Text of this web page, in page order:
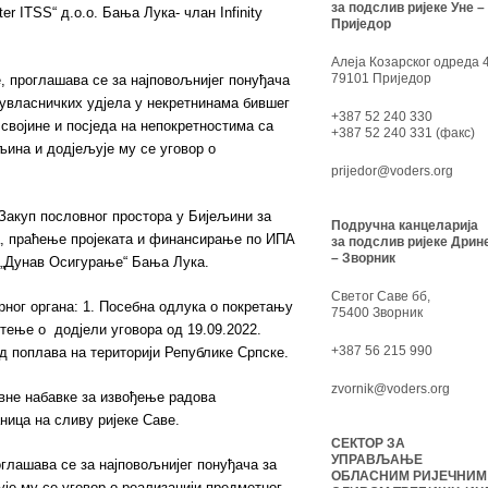
ITSS“ д.о.о. Бања Лука- члан Infinity
се за најповољнијег понуђача
удјела у некретнинама бившег
и посједа на непокретностима са
и додјељује му се уговор о
пословног простора у Бијељини за
праћење пројеката и финансирање по ИПА
Осигурање“ Бања Лука.
органа: 1. Посебна одлука о покретању
о додјели уговора од 19.09.2022.
на територији Републике Српске.
набавке за извођење радова
на сливу ријеке Саве.
се за најповољнијег понуђача за
за подслив ријеке Уне –
Приједор
Алеја Козарског одреда
79101 Приједор
+387 52 240 330
+387 52 240 331 (факс)
prijedor@voders.org
Подручна канцеларија
за подслив ријеке
– Зворник
Светог Саве бб,
75400 Зворник
+387 56 215 990
zvornik@voders.org
СЕКТОР ЗА
УПРАВЉАЊЕ
ОБЛАСНИМ РИЈЕЧНИМ